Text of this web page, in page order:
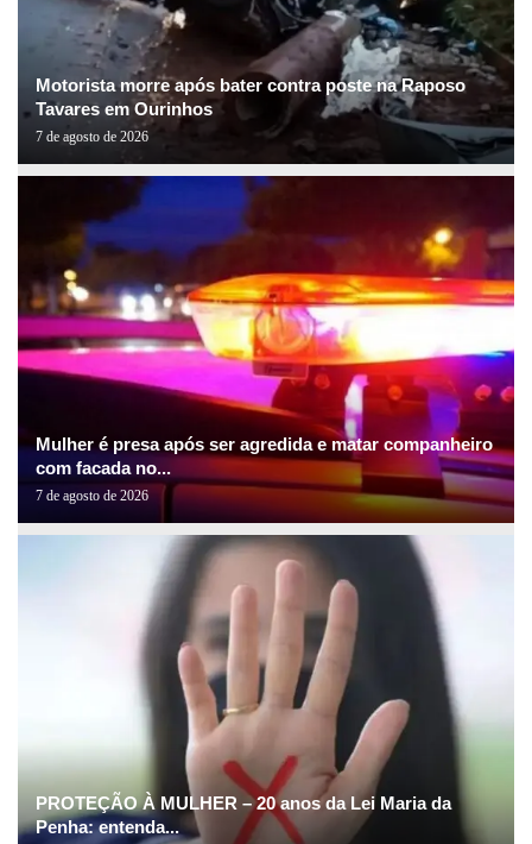
Motorista morre após bater contra poste na Raposo
Tavares em Ourinhos
7 de agosto de 2026
Mulher é presa após ser agredida e matar companheiro
com facada no...
7 de agosto de 2026
PROTEÇÃO À MULHER – 20 anos da Lei Maria da
Penha: entenda...